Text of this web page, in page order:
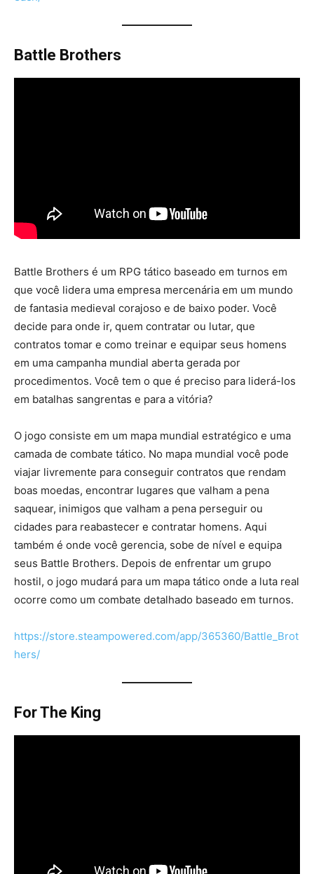
Battle Brothers
Battle Brothers é um RPG tático baseado em turnos em
que você lidera uma empresa mercenária em um mundo
de fantasia medieval corajoso e de baixo poder. Você
decide para onde ir, quem contratar ou lutar, que
contratos tomar e como treinar e equipar seus homens
em uma campanha mundial aberta gerada por
procedimentos. Você tem o que é preciso para liderá-los
em batalhas sangrentas e para a vitória?
O jogo consiste em um mapa mundial estratégico e uma
camada de combate tático. No mapa mundial você pode
viajar livremente para conseguir contratos que rendam
boas moedas, encontrar lugares que valham a pena
saquear, inimigos que valham a pena perseguir ou
cidades para reabastecer e contratar homens. Aqui
também é onde você gerencia, sobe de nível e equipa
seus Battle Brothers. Depois de enfrentar um grupo
hostil, o jogo mudará para um mapa tático onde a luta real
ocorre como um combate detalhado baseado em turnos.
https://store.steampowered.com/app/365360/Battle_Brot
hers/
For The King